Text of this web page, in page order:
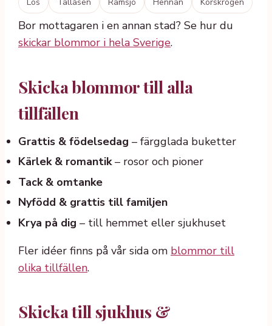
Los
Tallåsen Ramsjö Hennan Korskrogen
Bor mottagaren i en annan stad? Se hur du
skickar blommor i hela Sverige.
Skicka blommor till alla
tillfällen
Grattis & födelsedag – färgglada buketter
Kärlek & romantik– rosor och pioner
Tack & omtanke
Nyfödd & grattis till familjen
Krya på dig – till hemmet eller sjukhuset
Fler idéer finns på vår sida om blommor till
olika tillfällen.
Skicka till sjukhus &